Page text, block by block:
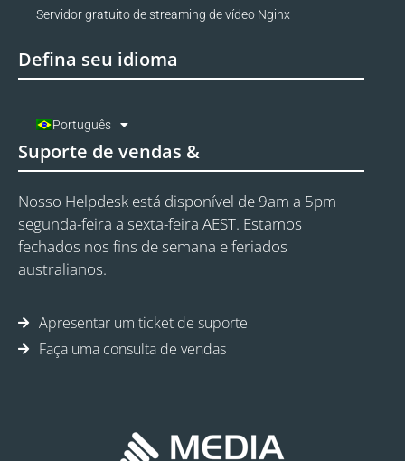
Servidor gratuito de streaming de vídeo Nginx
Defina seu idioma
Português
Suporte de vendas &
Nosso Helpdesk está disponível de 9am a 5pm
segunda-feira a sexta-feira AEST. Estamos
fechados nos fins de semana e feriados
australianos.
Apresentar um ticket de suporte
Faça uma consulta de vendas